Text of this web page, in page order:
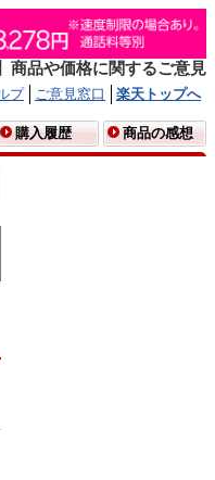
商品や価格に関するご意見
プ ご意見窓口
楽天トップへ
購入履歴 商品の感想